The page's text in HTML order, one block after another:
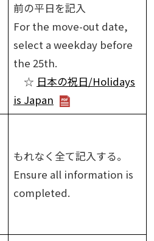
前の平日を記入
For the move-out date,
select a weekday before
the 25th.
☆ 日本の祝日/Holidays
is Japan
もれなく全て記入する。
Ensure all information is
completed.